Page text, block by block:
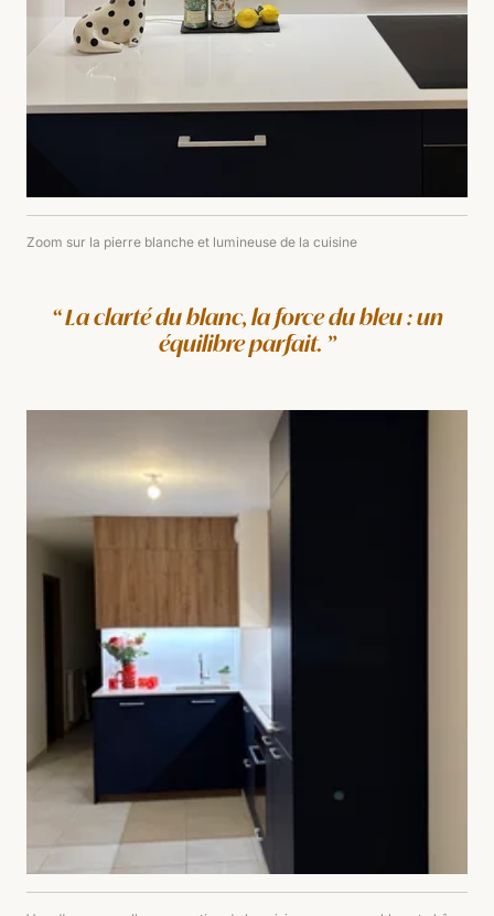
Zoom sur la pierre blanche et lumineuse de la cuisine
La clarté du blanc, la force du bleu : un
équilibre parfait.